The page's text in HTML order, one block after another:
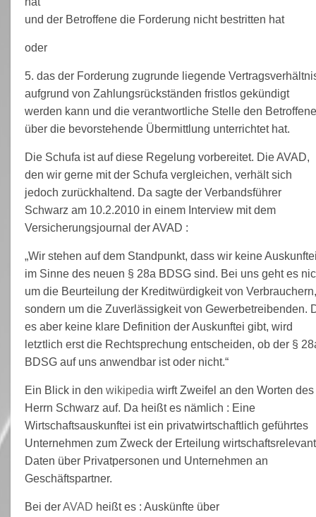
und der Betroffene die Forderung nicht bestritten hat
oder
5. das der Forderung zugrunde liegende
aufgrund von Zahlungsrückständen fristlos gekündigt
werden kann und die verantwortliche Stelle den
über die bevorstehende Übermittlung unterrichtet hat.
Die Schufa ist auf diese Regelung vorbereitet. Die AVAD,
den wir gerne mit der Schufa vergleichen, verhält sich
jedoch zurückhaltend. Da sagte der Verbandsführer
Schwarz am 10.2.2010 in einem Interview mit dem
Versicherungsjournal der AVAD :
„Wir stehen auf dem Standpunkt, dass wir keine
im Sinne des neuen § 28a BDSG sind. Bei uns geht es
um die Beurteilung der Kreditwürdigkeit von Verbrauchern,
sondern um die Zuverlässigkeit von Gewerbetreibenden.
es aber keine klare Definition der Auskunftei gibt, wird
letztlich erst die Rechtsprechung entscheiden, ob der §
BDSG auf uns anwendbar ist oder nicht.“
Ein Blick in den wikipedia wirft Zweifel an den Worten des
Herrn Schwarz auf. Da heißt es nämlich : Eine
Wirtschaftsauskunftei ist ein privatwirtschaftlich geführtes
Unternehmen zum Zweck der Erteilung
Daten über Privatpersonen und Unternehmen an
Geschäftspartner.
Bei derAVAD heißt es : Auskünfte über